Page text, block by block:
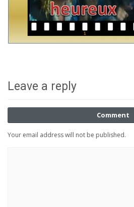
Leave a reply
Comment
Your email address will not be published.